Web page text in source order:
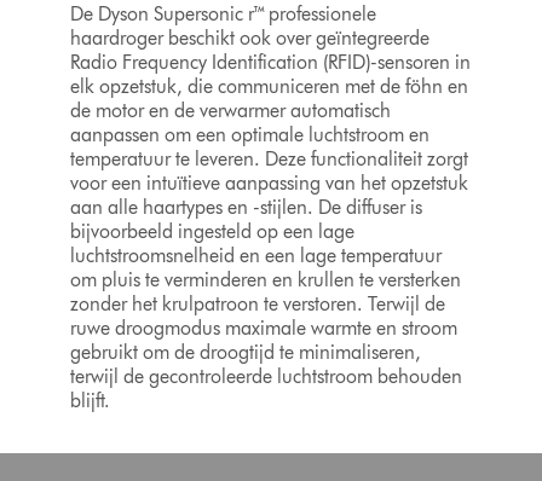
De Dyson Supersonic r™ professionele
haardroger beschikt ook over geïntegreerde
Radio Frequency Identification (RFID)-sensoren in
elk opzetstuk, die communiceren met de föhn en
de motor en de verwarmer automatisch
aanpassen om een optimale luchtstroom en
temperatuur te leveren. Deze functionaliteit zorgt
voor een intuïtieve aanpassing van het opzetstuk
aan alle haartypes en -stijlen. De diffuser is
bijvoorbeeld ingesteld op een lage
luchtstroomsnelheid en een lage temperatuur
om pluis te verminderen en krullen te versterken
zonder het krulpatroon te verstoren. Terwijl de
ruwe droogmodus maximale warmte en stroom
gebruikt om de droogtijd te minimaliseren,
terwijl de gecontroleerde luchtstroom behouden
blijft.